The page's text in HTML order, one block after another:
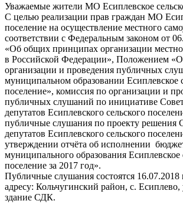
Уважаемые жители МО Есиплевское
С целью реализации прав граждан МО
поселение на осуществление местного
соответствии с Федеральным законом от
«Об общих принципах организации
в Российской Федерации», Положением
организации и проведения публичных
муниципальном образовании Есиплевское
поселение», комиссия по организации и
публичных слушаний по инициативе
депутатов Есиплевского сельского
публичные слушания по проекту решения
депутатов Есиплевского сельского
утверждении отчёта об исполнении
муниципального образования Есиплевское
поселение за 2017 год».
Публичные слушания состоятся 16.07.2018
адресу: Кольчугинский район, с.
здание СДК.